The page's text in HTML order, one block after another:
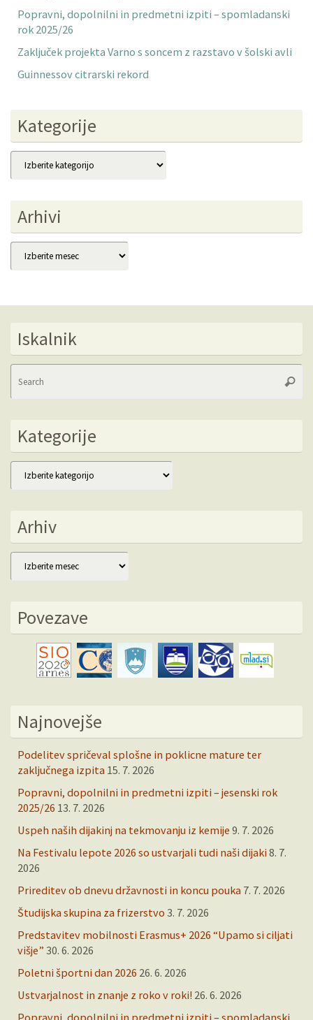
Popravni, dopolnilni in predmetni izpiti – spomladanski
rok 2025/26
Zaključek projekta Varno s soncem z razstavo v šolski avli
Guinnessov citrarski rekord
Kategorije
Kategorije
Arhivi
Arhivi
Iskalnik
Kategorije
Kategorije
Arhiv
Arhiv
Povezave
Najnovejše
Podelitev spričeval splošne in poklicne mature ter
zaključnega izpita 15. 7. 2026
Popravni, dopolnilni in predmetni izpiti – jesenski rok
2025/26 13. 7. 2026
Uspeh naših dijakinj na tekmovanju iz kemije 9. 7. 2026
Na Festivalu lepote 2026 so ustvarjali tudi naši dijaki 8. 7.
2026
Prireditev ob dnevu državnosti in koncu pouka 7. 7. 2026
Študijska skupina za frizerstvo 3. 7. 2026
Predstavitev mobilnosti Erasmus+ 2026 “Upamo si ciljati
višje” 30. 6. 2026
Poletni športni dan 2026 26. 6. 2026
Ustvarjalnost in znanje z roko v roki! 26. 6. 2026